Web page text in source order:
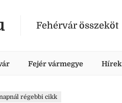
Fehérvár összeköt
Fejér vármegye Hírek
régebbi cikk